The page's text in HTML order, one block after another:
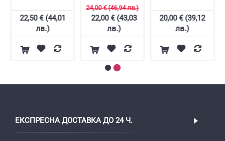
22,50 € (44,01
лв.)
24,00 € (46,94 лв.)
22,00 € (43,03
лв.)
20,00 € (39,12
лв.)
ЕКСПРЕСНА ДОСТАВКА ДО 24 Ч.